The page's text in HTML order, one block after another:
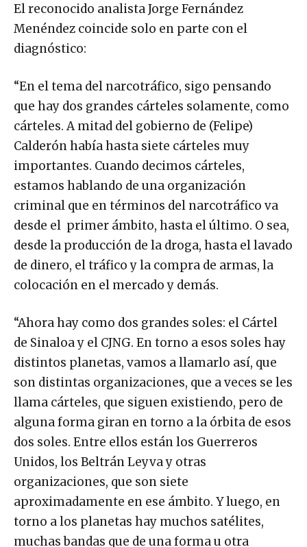
El reconocido analista Jorge Fernández
Menéndez coincide solo en parte con el
diagnóstico:
“En el tema del narcotráfico, sigo pensando
que hay dos grandes cárteles solamente, como
cárteles. A mitad del gobierno de (Felipe)
Calderón había hasta siete cárteles muy
importantes. Cuando decimos cárteles,
estamos hablando de una organización
criminal que en términos del narcotráfico va
desde el primer ámbito, hasta el último. O sea,
desde la producción de la droga, hasta el lavado
de dinero, el tráfico y la compra de armas, la
colocación en el mercado y demás.
“Ahora hay como dos grandes soles: el Cártel
de Sinaloa y el CJNG. En torno a esos soles hay
distintos planetas, vamos a llamarlo así, que
son distintas organizaciones, que a veces se les
llama cárteles, que siguen existiendo, pero de
alguna forma giran en torno a la órbita de esos
dos soles. Entre ellos están los Guerreros
Unidos, los Beltrán Leyva y otras
organizaciones, que son siete
aproximadamente en ese ámbito. Y luego, en
torno a los planetas hay muchos satélites,
muchas bandas que de una forma u otra